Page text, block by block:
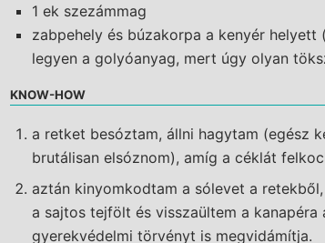
1 ek szezámmag
zabpehely és búzakorpa a kenyér helyett
legyen a golyóanyag, mert úgy olyan
KNOW-HOW
a retket besóztam, állni hagytam (egész
brutálisan elsóznom), amíg a céklát
aztán kinyomkodtam a sólevet a
a sajtos tejfölt és visszaültem a
gyerekvédelmi törvényt is megvidámítja.